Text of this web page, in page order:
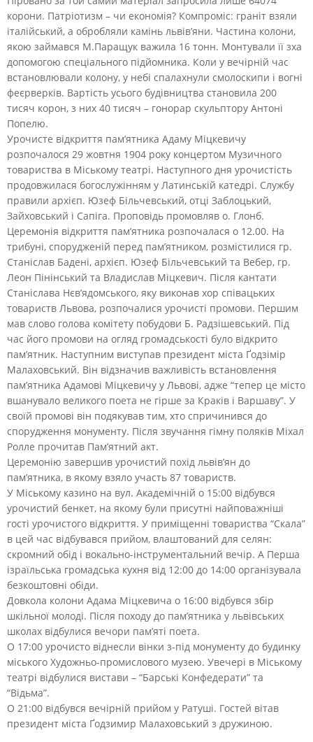
корони. Патріотизм – чи економія? Компроміс: граніт взяли
італійський, а обробляли камінь львів’яни. Частина колони,
якою займався М.Паращук важила 16 тонн. Монтували її зха
допомогою спеціального підйомника. Коли у вечірній час
встановлювали колону, у небі спалахнули смолоскипи і вогні
феєрверків. Вартість усього будівництва становила 200
тисяч корон, з них 40 тисяч – гонорар скульптору Антоні
Попелю.
Урочисте відкриття пам’ятника Адаму Міцкевичу
розпочалося 29 жовтня 1904 року концертом Музичного
товариства в Міському театрі. Наступного дня урочистість
продовжилася богослужінням у Латинській катедрі. Службу
правили архієп. Юзеф Більчевський, отці Заблоцький,
Зайховський і Сапіга. Проповідь промовляв о. Глонб.
Церемонія відкриття пам’ятника розпочалася о 12.00. На
трибуні, спорудженій перед пам’ятником, розмістилися гр.
Станіслав Бадені, архієп. Юзеф Більчевський та Вебер, гр.
Леон Пінінський та Владислав Міцкевич. Після кантати
Станіслава Нєв’ядомського, яку виконав хор співацьких
товариств Львова, розпочалися урочисті промови. Першим
мав слово голова комітету побудови Б. Радзішевський. Під
час його промови на огляд громадськості було відкрито
пам’ятник. Наступним виступав президент міста Ґодзімір
Малаховський. Він відзначив важливість встановлення
пам’ятника Адамові Міцкевичу у Львові, адже “тепер це місто
вшанувало великого поета не гірше за Краків і Варшаву”. У
своїй промові він подякував тим, хто спричинився до
спорудження монументу. Після звучання гімну поляків Міхал
Ролле прочитав Пам’ятний акт.
Церемонію завершив урочистий похід львів’ян до
пам’ятника, в якому взяло участь 87 товариств.
У Міському казино на вул. Академічній о 15:00 відбувся
урочистий бенкет, на якому були присутні найповажніші
гості урочистого відкриття. У приміщенні товариства “Скала”
в цей час відбувався прийом, влаштований для селян:
скромний обід і вокально-інструментальний вечір. А Перша
ізраїльська громадська кухня від 12:00 до 14:00 організувала
безкоштовні обіди.
Довкола колони Адама Міцкевича о 16:00 відбувся збір
шкільної молоді. Після походу до пам’ятника у львівських
школах відбулися вечори пам’яті поета.
О 17:00 урочисто віднесли вінки з-під монументу до будинку
міського Художньо-промислового музею. Увечері в Міському
театрі відбулися вистави – “Барські Конфедерати” та
“Відьма”.
О 21:00 відбувся вечірній прийом у Ратуші. Гостей вітав
президент міста Ґодзимир Малаховський з дружиною.